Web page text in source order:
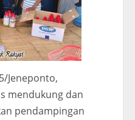
Jeneponto,
mendukung dan
pendampingan